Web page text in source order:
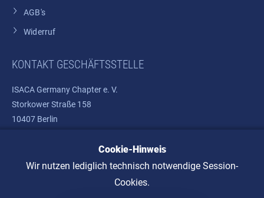
AGB's
Widerruf
KONTAKT GESCHÄFTSSTELLE
ISACA Germany Chapter e. V.
Storkower Straße 158
10407 Berlin
Telefon: +49 30 37580810
E-Mail:info@isaca.de
Cookie-Hinweis
Wir nutzen lediglich technisch notwendige Session-
Cookies.